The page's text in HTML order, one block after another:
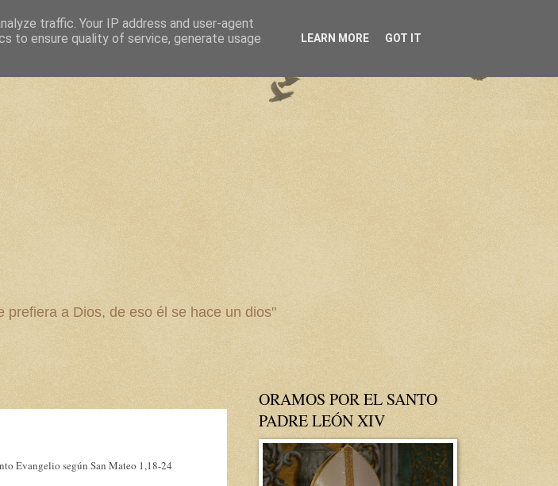
prefiera a Dios, de eso él se hace un dios"
Evangelio según San Mateo 1,18-24
ORAMOS POR EL SANTO
PADRE LEÓN XIV
traffic. Your IP address and user-agent
to ensure quality of service, generate usage
LEARN MORE GOT IT